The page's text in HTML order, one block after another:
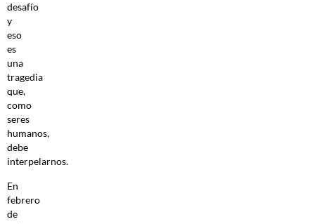
desafío
y
eso
es
una
tragedia
que,
como
seres
humanos,
debe
interpelarnos.
En
febrero
de